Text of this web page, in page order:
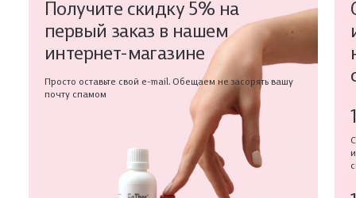
Получите скидку 5% на
первый заказ в нашем
интернет-магазине
Просто оставьте свой e-mail. Обещаем не засорять вашу
почту спамом